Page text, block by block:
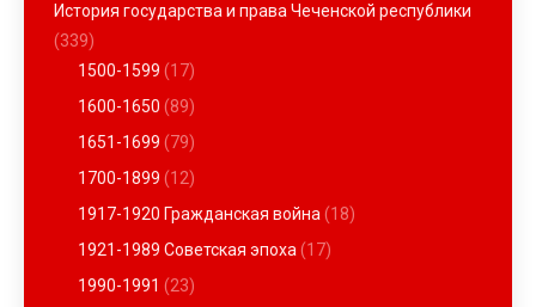
История государства и права Чеченской республики
(339)
1500-1599 (17)
1600-1650 (89)
1651-1699 (79)
1700-1899 (12)
1917-1920 Гражданская война (18)
1921-1989 Советская эпоха (17)
1990-1991 (23)